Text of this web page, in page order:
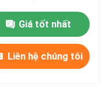
Giá tốt nhất
Liên hệ chúng tôi